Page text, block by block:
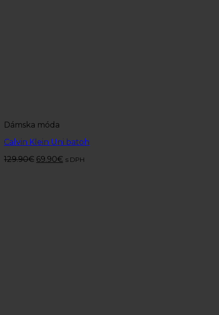
Dámska móda
Calvin Klein Uni batoh
129.90€ 69.90€ s DPH